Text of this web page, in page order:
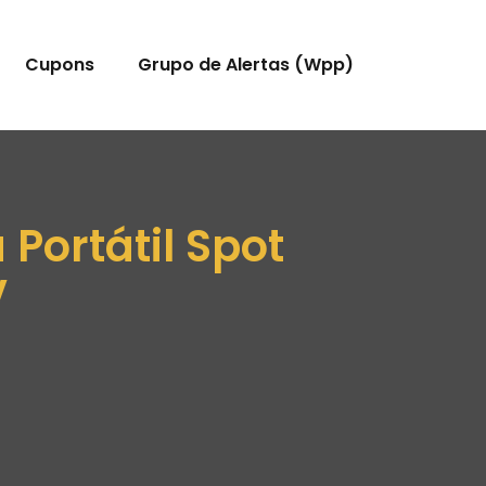
Cupons Grupo de Alertas (Wpp)
Portátil Spot